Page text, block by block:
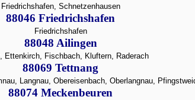
Friedrichshafen, Schnetzenhausen
88046 Friedrichshafen
Friedrichshafen
88048 Ailingen
Ettenkirch, Fischbach, Kluftern, Raderach
88069 Tettnang
Langnau, Obereisenbach, Oberlangnau,
88074 Meckenbeuren